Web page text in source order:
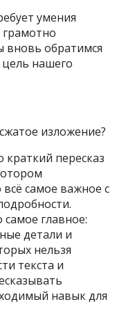
умения
грамотно
вновь обратимся
цель нашего
изложение?
краткий пересказ
самое важное с
главное:
детали и
нельзя
текста и
навык для